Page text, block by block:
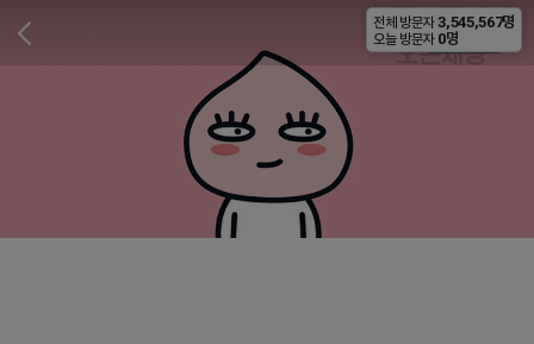
비공개
전체 방문자 3,545,567명
오늘 방문자 0명